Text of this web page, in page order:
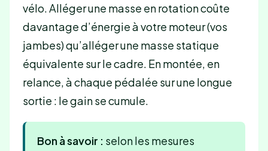
vélo. Alléger une masse en rotation coûte
davantage d’énergie à votre moteur (vos
jambes) qu’alléger une masse statique
équivalente sur le cadre. En montée, en
relance, à chaque pédalée sur une longue
sortie : le gain se cumule.
Bon à savoir : selon les mesures